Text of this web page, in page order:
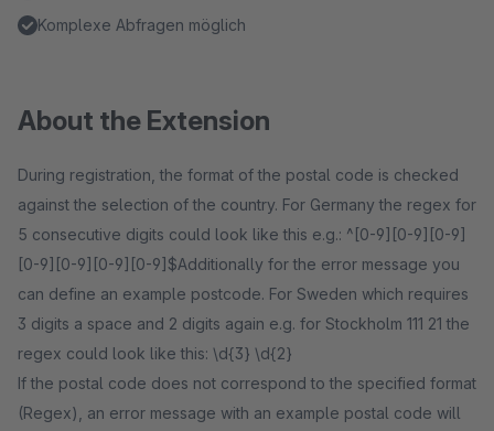
Komplexe Abfragen möglich
About the Extension
During registration, the format of the postal code is checked
against the selection of the country. For Germany the regex for
5 consecutive digits could look like this e.g.: ^[0-9][0-9][0-9]
[0-9][0-9][0-9][0-9]$Additionally for the error message you
can define an example postcode. For Sweden which requires
3 digits a space and 2 digits again e.g. for Stockholm 111 21 the
regex could look like this: \d{3} \d{2}
If the postal code does not correspond to the specified format
(Regex), an error message with an example postal code will